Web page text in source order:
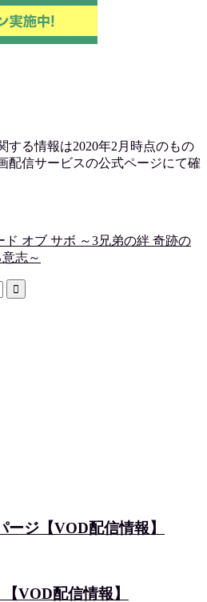
る情報は2020年2月時点のもの
配信サービスの公式ページにて確
ド オブ サボ ～3兄弟の絆 奇跡の
志～
ージ【VOD配信情報】
VOD配信情報】